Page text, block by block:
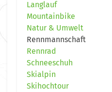
Langlauf
Mountainbike
Natur & Umwelt
Rennmannschaft
Rennrad
Schneeschuh
Skialpin
Skihochtour